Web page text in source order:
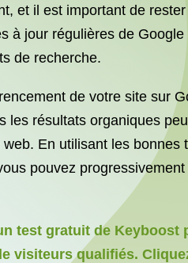
et il est important de
à jour régulières de
de recherche.
de votre site sur
les résultats organiques
En utilisant les
pouvez
test gratuit de
visiteurs qualifiés.